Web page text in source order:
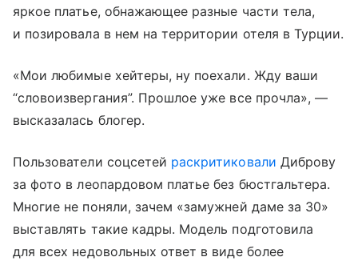
яркое платье, обнажающее разные части тела,
и позировала в нем на территории отеля в Турции.
«Мои любимые хейтеры, ну поехали. Жду ваши
“словоизвергания”. Прошлое уже все прочла», —
высказалась блогер.
Пользователи соцсетей раскритиковали Диброву
за фото в леопардовом платье без бюстгальтера.
Многие не поняли, зачем «замужней даме за 30»
выставлять такие кадры. Модель подготовила
для всех недовольных ответ в виде более